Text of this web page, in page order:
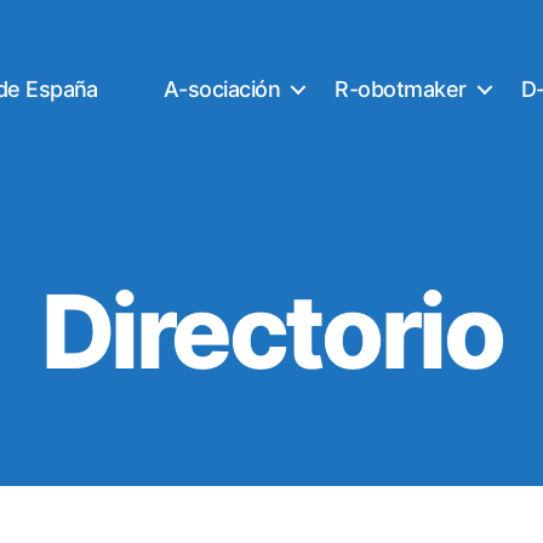
España A-sociación R-obotmaker
Directorio